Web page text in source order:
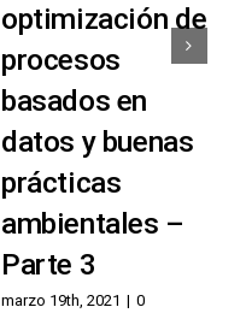
optimización de
procesos
basados ​​en
datos y buenas
prácticas
ambientales –
Parte 3
marzo 19th, 2021 | 0